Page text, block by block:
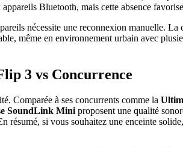
Bluetooth, mais cette absence
nécessite une reconnexion manuelle.
même en environnement urbain avec
3 vs Concurrence
Comparée à ses concurrents comme la
SoundLink Mini proposent une qualité
si vous souhaitez une enceinte